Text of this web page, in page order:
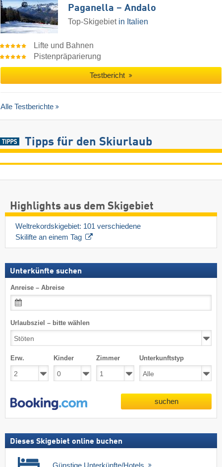
Paganella – Andalo
Top-Skigebiet in Italien
Lifte und Bahnen
Pistenpräparierung
Testbericht
Alle Testberichte
Tipps für den Skiurlaub
Highlights aus dem Skigebiet
Weltrekordskigebiet: 101 verschiedene
Skilifte an einem Tag
Unterkünfte suchen
Anreise – Abreise
Urlaubsziel – bitte wählen
Erw. Kinder Zimmer Unterkunftstyp
suchen
Dieses Skigebiet online buchen
Günstige Unterkünfte/Hotels